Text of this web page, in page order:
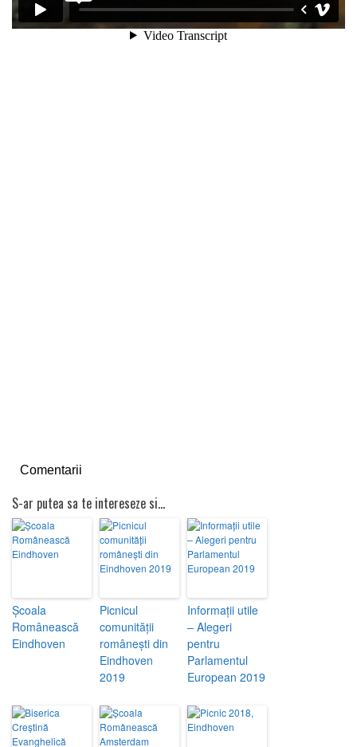
Comentarii
S-ar putea sa te intereseze si...
Școala
Românească
Eindhoven
Picnicul
comunității
românești din
Eindhoven
2019
Informații utile
– Alegeri
pentru
Parlamentul
European 2019